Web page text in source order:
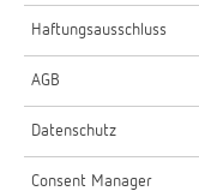
Haftungsausschluss
AGB
Datenschutz
Consent Manager